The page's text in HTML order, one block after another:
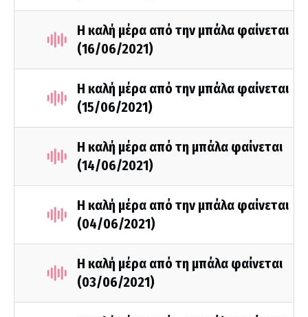
Η καλή μέρα από την μπάλα φαίνεται
(16/06/2021)
Η καλή μέρα από την μπάλα φαίνεται
(15/06/2021)
Η καλή μέρα από τη μπάλα φαίνεται
(14/06/2021)
Η καλή μέρα από την μπάλα φαίνεται
(04/06/2021)
Η καλή μέρα από τη μπάλα φαίνεται
(03/06/2021)